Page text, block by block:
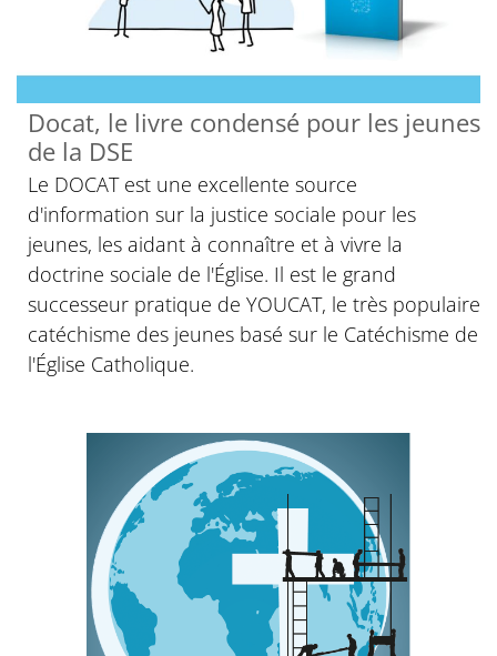
Docat, le livre condensé pour les jeunes
de la DSE
Le DOCAT est une excellente source
d'information sur la justice sociale pour les
jeunes, les aidant à connaître et à vivre la
doctrine sociale de l'Église. Il est le grand
successeur pratique de YOUCAT, le très populaire
catéchisme des jeunes basé sur le Catéchisme de
l'Église Catholique.